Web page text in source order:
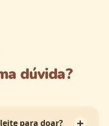
dúvida?
para doar?